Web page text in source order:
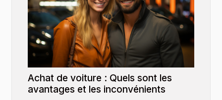
Achat de voiture : Quels sont les
avantages et les inconvénients